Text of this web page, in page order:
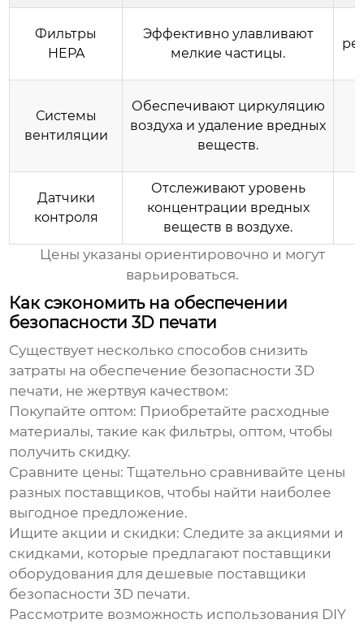
Фильтры
HEPA
Эффективно улавливают
мелкие частицы.
Системы
вентиляции
Обеспечивают циркуляцию
воздуха и удаление вредных
веществ.
Датчики
контроля
Отслеживают уровень
концентрации вредных
веществ в воздухе.
Цены указаны ориентировочно и могут
варьироваться.
Как сэкономить на обеспечении
безопасности 3D печати
Существует несколько способов снизить
затраты на обеспечение безопасности 3D
печати, не жертвуя качеством:
Покупайте оптом: Приобретайте расходные
материалы, такие как фильтры, оптом, чтобы
получить скидку.
Сравните цены: Тщательно сравнивайте цены
разных поставщиков, чтобы найти наиболее
выгодное предложение.
Ищите акции и скидки: Следите за акциями и
скидками, которые предлагают поставщики
оборудования длядешевые поставщики
безопасности 3D печати.
Рассмотрите возможность использования DIY